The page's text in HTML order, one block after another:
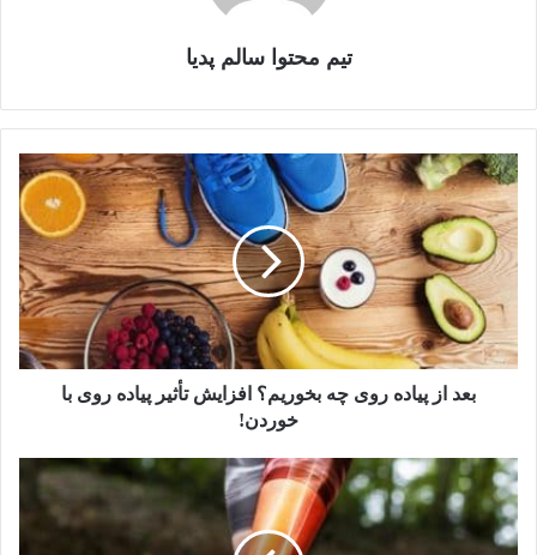
تیم محتوا سالم پدیا
بعد
از
پیاده
روی
چه
بخوریم؟
افزایش
تأثیر
پیاده
بعد از پیاده روی چه بخوریم؟ افزایش تأثیر پیاده روی با
خوردن!
9
تا
از
عضلات